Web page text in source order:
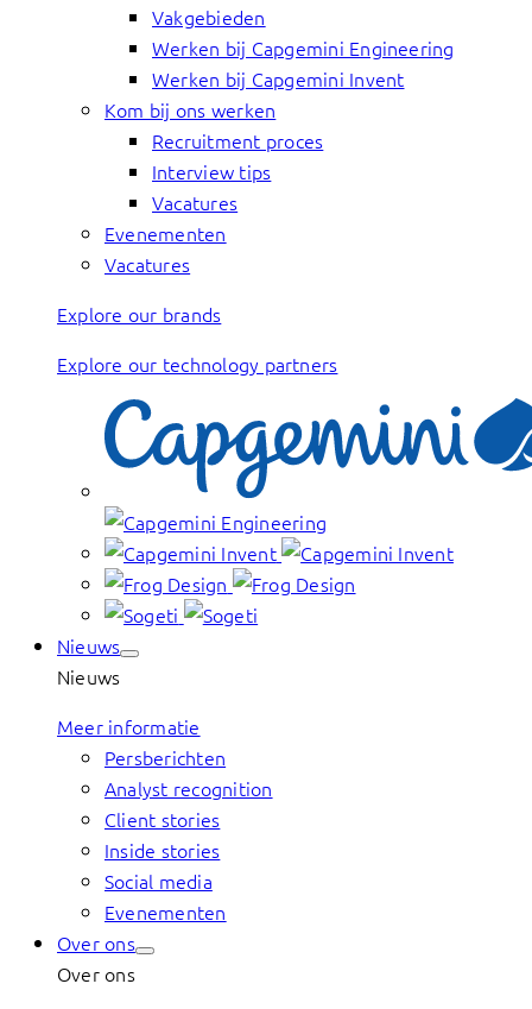
Vakgebieden
Werken bij Capgemini Engineering
Werken bij Capgemini Invent
Kom bij ons werken
Recruitment proces
Interview tips
Vacatures
Evenementen
Vacatures
Explore our brands
Explore our technology partners
Nieuws
Nieuws
Meer informatie
Persberichten
Analyst recognition
Client stories
Inside stories
Social media
Evenementen
Over ons
Over ons